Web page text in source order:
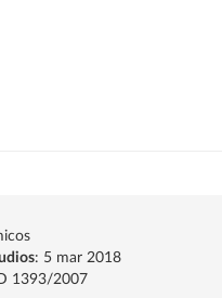
: 5 mar 2018
1393/2007